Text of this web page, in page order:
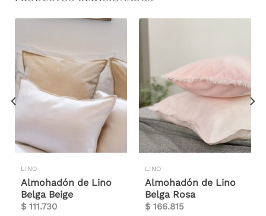
LINO
Almohadón de Lino
Belga Beige
$111.730
LINO
Almohadón de Lino
Belga Rosa
$166.815